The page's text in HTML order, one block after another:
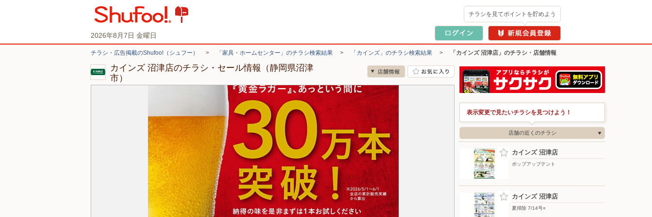
2026年8月7日 金曜日
チラシを見てポイントを貯めよう
チラシ・広告掲載のShufoo!（シュフー） > 「家具・ホームセンター」のチラシ検索結果 > 「カインズ」のチラシ検索結果 > 「カインズ 沼津店」のチラシ・店舗情報
カインズ 沼津店のチラシ・セール情報（静岡県沼津
市）
表示変更で見たいチラシを見つけよう！
店舗の近くのチラシ
カインズ 沼津店
ポップアップテント
カインズ 沼津店
夏掃除 7/14号○